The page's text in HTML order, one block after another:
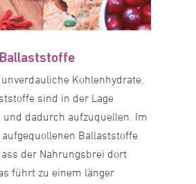
Kohlenhydrate.
sind in der Lage
und dadurch aufzuquellen. Im
Ballaststoffe
der Nahrungsbrei dort
führt zu einem länger